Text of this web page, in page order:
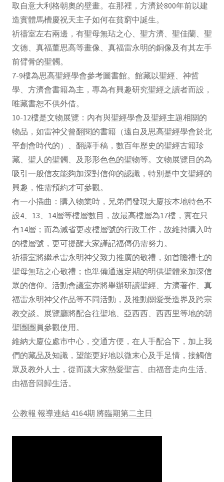
取自意大利格朝奧的壁畫。在那裡，方濟於800年前以建
造實體馬槽慶祝天主子如何在貧窮中誕生。
祈禱室左右兩邊，有聖母無玷之心、聖方濟、聖佳蘭、聖
文德、真福董思高等畫像、真福雷永明的銅像及有其左手
前臂骨的聖髑。
7-9樓為思高聖經學會參考圖書館。館藏以聖經、神哲
學、方濟會書籍為主，專為有興趣研究聖經之讀者而設，
唯藏書恕不供外借。
10-12樓是文物展覽：內有與聖經學會及聖經主題相關的
物品，如雷神父曾翻閱的書籍（遠自及思高聖經學會於北
平創會時代的）、翻譯手稿，數百年歷史的聖經古籍珍
藏、聖人的聖髑、及形形色色的聖物等。文物展覽目的為
吸引一般信友能夠加深對信仰的認識，特別是中文聖經的
興趣，惟需預約才可參觀。
有一小插曲：購入物業時，兄弟們發現大廈按本地特色不
設4、13、14層等樓層數目，故最高樓層為17樓，實在只
有14層；而為減省更改樓層號的行政工作，故維持購入時
的樓層號，更可提醒大家謹記福傳仍需努力。
祈禱室將繼承雷永明神父致力推廣的敬禮，如首瞻禮七的
聖母無玷之心敬禮；也準備通過定期的明供聖體來加深信
眾的信仰。活動會議室亦將舉辦研讀聖經、方濟著作、真
福雷永明神父作品等不同活動，及推動關愛受造界及跨宗
教交談。展覽廳將配合往聖地、亞西西、西西里等地的朝
聖團團員參觀使用。
維納大廈位處市中心，交通方便，在人手配合下，加上我
們的藏品及知識，望能更好地以微末心及手足情，接觸信
眾及教外人士，從而讓大家熱愛聖言、由福音走向生活、
由福音回歸生活。
公教報 報導連結 4164期 將臨期第二主日